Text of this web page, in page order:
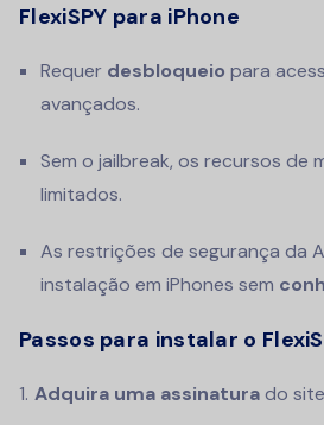
FlexiSPY para iPhone
Requer desbloqueio para
avançados.
Sem o jailbreak, os recursos de
limitados.
As restrições de segurança da
instalação em iPhones sem
Passos para instalar o
Adquira uma assinaturado